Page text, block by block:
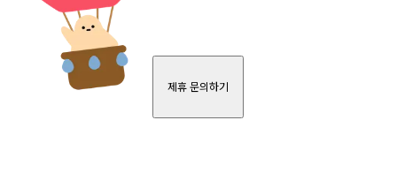
제휴 문의하기